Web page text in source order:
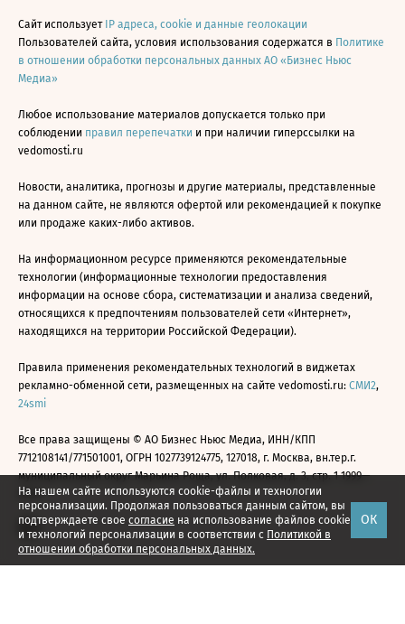
На нашем сайте используются cookie-файлы и технологии
персонализации. Продолжая пользоваться данным сайтом, вы
подтверждаете свое согласие на использование файлов cookie
и технологий персонализации в соответствии с Политикой в
отношении обработки персональных данных.
ОК
Сайт использует IP адреса, cookie и данные геолокации
Пользователей сайта, условия использования содержатся в Политике
в отношении обработки персональных данных АО «Бизнес Ньюс
Медиа»
Любое использование материалов допускается только при
соблюдении правил перепечатки и при наличии гиперссылки на
vedomosti.ru
Новости, аналитика, прогнозы и другие материалы, представленные
на данном сайте, не являются офертой или рекомендацией к покупке
или продаже каких-либо активов.
На информационном ресурсе применяются рекомендательные
технологии (информационные технологии предоставления
информации на основе сбора, систематизации и анализа сведений,
относящихся к предпочтениям пользователей сети «Интернет»,
находящихся на территории Российской Федерации).
Правила применения рекомендательных технологий в виджетах
рекламно-обменной сети, размещенных на сайте vedomosti.ru: СМИ2,
24smi
Все права защищены © АО Бизнес Ньюс Медиа, ИНН/КПП
7712108141/771501001, ОГРН 1027739124775, 127018, г. Москва, вн.тер.г.
муниципальный округ Марьина Роща, ул. Полковая, д. 3, стр. 1 1999—
2026